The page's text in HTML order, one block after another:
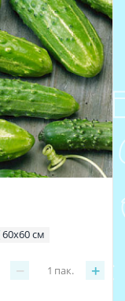
60х60 см
− +
1 пак.